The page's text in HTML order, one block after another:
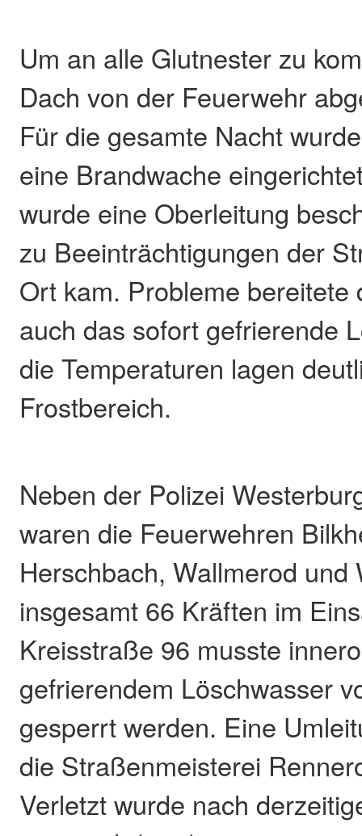
Um an alle Glutnester zu
Dach von der Feuerwehr
Für die gesamte Nacht
eine Brandwache
wurde eine Oberleitung
zu Beeinträchtigungen der
Ort kam. Probleme bereitete
auch das sofort gefrierende
die Temperaturen lagen
Frostbereich.
Neben der Polizei
waren die Feuerwehren
Herschbach, Wallmerod und
insgesamt 66 Kräften im
Kreisstraße 96 musste
gefrierendem Löschwasser
gesperrt werden. Eine
die Straßenmeisterei
Verletzt wurde nach